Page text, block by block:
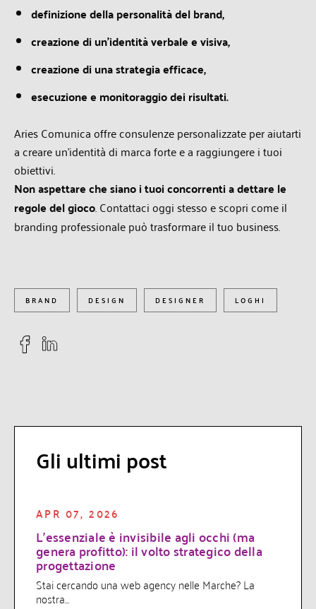
definizione della personalità del brand,
creazione di un’identità verbale e visiva,
creazione di una strategia efficace,
esecuzione e monitoraggio dei risultati.
Aries Comunica offre consulenze personalizzate per aiutarti
a creare un’identità di marca forte e a raggiungere i tuoi
obiettivi.
Non aspettare che siano i tuoi concorrenti a dettare le
regole del gioco.Contattaci oggi stesso escopri come il
branding professionale può trasformare il tuo business.
BRAND DESIGN DESIGNER LOGHI
Gli ultimi post
APR 07, 2026
L’essenziale è invisibile agli occhi (ma
genera profitto): il volto strategico della
progettazione
Stai cercando una web agency nelle Marche? La
nostra...